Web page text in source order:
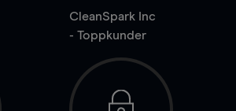
CleanSpark Inc
- Toppkunder